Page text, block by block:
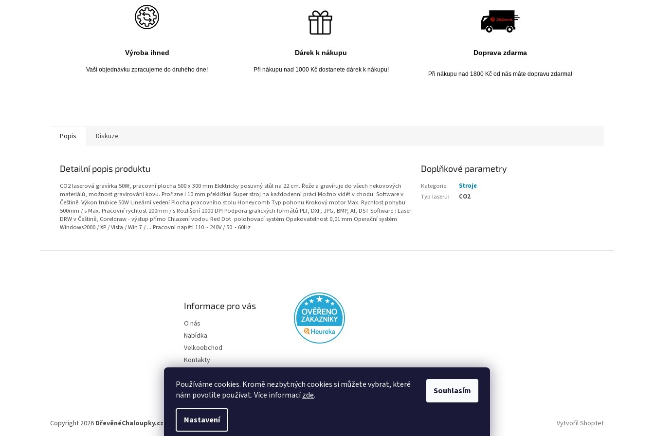
Používáme cookies. Kromě nezbytných cookies si můžete vybrat, které
nám povolíte používat. Více informacízde.
Nastavení
Souhlasím
Výroba ihned Dárek k nákupu Doprava zdarma
Vaší objednávku zpracujeme do druhého dne! Při nákupu nad 1000 Kč dostanete dárek k nákupu!
Při nákupu nad 1800 Kč od nás máte dopravu zdarma!
Popis Diskuze
Detailní popis produktu
CO2 laserová gravírka 50W, pracovní plocha 500 x 300 mm Elektricky posuvný stůl na 22 cm. Řeže a gravíruje do všech nekovových
materiálů, možnost gravírování kovu. Prořízne i 10 mm překližku! Super stroj na každodenní práci.Možno vidět v chodu. Software v
Češtině. Výkon trubice 50W Lineární vedení Plocha pracovního stolu Honeycomb Typ pohonu Krokový motor Max. Rychlost pohybu
500mm / s Max. Pracovní rychlost 200mm / s Rozlišení 1000 DPI Podpora grafických formátů PLT, DXF, JPG, BMP, AI, DST Software : Laser
DRW v Češtině, Coreldraw - výstup přímo Chlazení vodou Red Dot polohovací systém Opakovatelnost 0,01 mm Operační systém
Windows2000 / XP / Vista / Win 7 / ... Pracovní napětí 110 ~ 240V / 50 ~ 60Hz
Doplňkové parametry
Kategorie:
Stroje
Typ laseru: CO2
Informace pro vás
O nás
Nabídka
Velkoobchod
Kontakty
GDPR
Vytvořil Shoptet
Copyright 2026 DřevěnéChaloupky.cz . Všechna práva vyhrazena.